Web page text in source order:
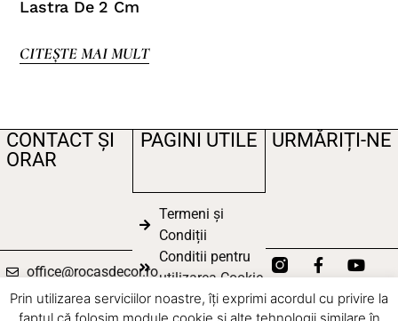
Lastra De 2 Cm
CITEȘTE MAI MULT
CONTACT ȘI
ORAR
office@rocasdecor.ro
+40 736 388
206
PAGINI UTILE
Termeni și
Condiții
Conditii pentru
utilizarea Cookie
Politica de
URMĂRIȚI-NE
reserved
Prin utilizarea serviciilor noastre, îți exprimi acordul cu privire la